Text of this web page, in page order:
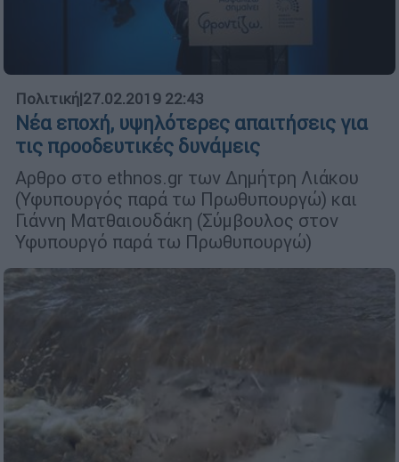
Πολιτική|27.02.2019 22:43
Νέα εποχή, υψηλότερες απαιτήσεις για
τις προοδευτικές δυνάμεις
Αρθρο στο ethnos.gr των Δημήτρη Λιάκου
(Υφυπουργός παρά τω Πρωθυπουργώ) και
Γιάννη Ματθαιουδάκη (Σύμβουλος στον
Υφυπουργό παρά τω Πρωθυπουργώ)